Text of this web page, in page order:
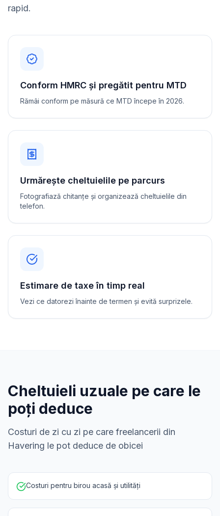
rapid.
Conform HMRC și pregătit pentru MTD
Rămâi conform pe măsură ce MTD începe în 2026.
Urmărește cheltuielile pe parcurs
Fotografiază chitanțe și organizează cheltuielile din
telefon.
Estimare de taxe în timp real
Vezi ce datorezi înainte de termen și evită surprizele.
Cheltuieli uzuale pe care le
poți deduce
Costuri de zi cu zi pe care freelancerii din
Havering le pot deduce de obicei
Costuri pentru birou acasă și utilități